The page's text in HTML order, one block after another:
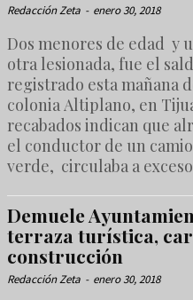
Redacción Zeta - enero 30, 2018
Dos menores de edad y
otra lesionada, fue el
registrado esta mañana
colonia Altiplano, en
recabados indican que
el conductor de un
verde, circulaba a
Demuele
terraza turística,
construcción
Redacción Zeta - enero 30, 2018